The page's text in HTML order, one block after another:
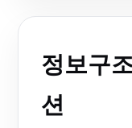
정보구
션